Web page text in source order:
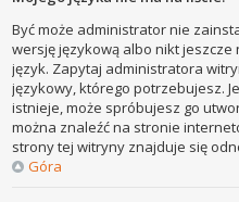
Być może administrator nie
wersję językową albo nikt jeszcze
język. Zapytaj administratora
językowy, którego potrzebujesz.
istnieje, może spróbujesz go
można znaleźć na stronie
strony tej witryny znajduje się
Góra